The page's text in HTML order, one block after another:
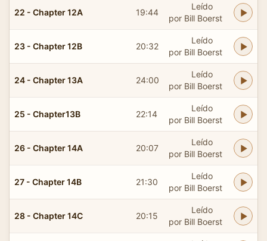
22 - Chapter 12A 19:44
Leído
por Bill Boerst
23 - Chapter 12B 20:32
Leído
por Bill Boerst
24 - Chapter 13A 24:00
Leído
por Bill Boerst
25 - Chapter13B 22:14
Leído
por Bill Boerst
26 - Chapter 14A 20:07
Leído
por Bill Boerst
27 - Chapter 14B 21:30
Leído
por Bill Boerst
28 - Chapter 14C 20:15
Leído
por Bill Boerst